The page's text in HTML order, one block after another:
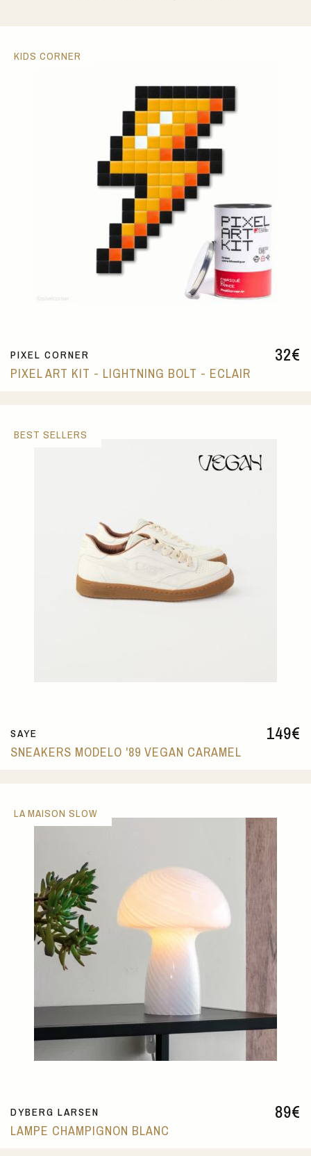
32€
PIXEL CORNER
PIXEL ART KIT - LIGHTNING BOLT - ECLAIR
KIDS CORNER
149€
SAYE
SNEAKERS MODELO '89 VEGAN CARAMEL
BEST SELLERS
89€
DYBERG LARSEN
LAMPE CHAMPIGNON BLANC
LA MAISON SLOW